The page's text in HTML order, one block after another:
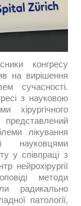
конгресу
на вирішення
сучасності.
з науковою
хірургічного
лікування
науковцями
у співпраці з
нейрохірургії
методи
радикально
патології,